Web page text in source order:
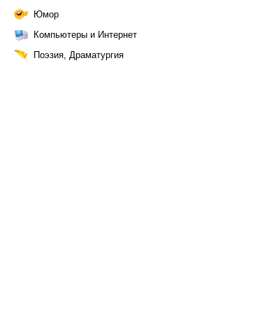
Юмор
Компьютеры и Интернет
Поэзия, Драматургия